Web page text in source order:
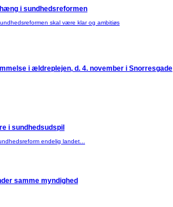
i sundhedsreformen
skal være klar og ambitiøs
i ældreplejen, d. 4. november i Snorresgade
i sundhedsudspil
endelig landet...
samme myndighed